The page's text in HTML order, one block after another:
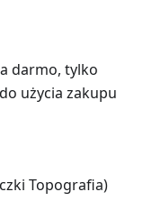
darmo, tylko
użycia zakupu
Topografia)